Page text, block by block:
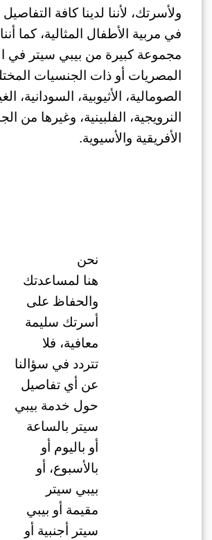
ولأسرتك، لأننا لدينا كافة
في مربية الأطفال المثالية، كما
مجموعة كبيرة من بيبي سيتر في
المصريات أو ذات الجنسيات
الصومالية، الأثيوبية، السودانية،
النرويجية، الفلبينية، وغيرها من
الأفريقية والأسيوية.
نحن
هنا لمساعدتك
والحفاظ على
أسرتك سليمة
معافية، فلا
تتردد في سؤالنا
عن أي تفاصيل
حول خدمة بيبي
سيتر بالساعة
أو باليوم أو
بالأسبوع، أو
بيبي سيتر
مقيمة أو بيبي
سيتر أجنبية أو